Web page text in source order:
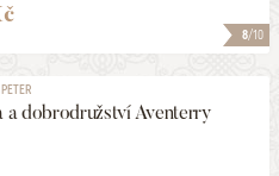
8/10
a dobrodružství Aventerry